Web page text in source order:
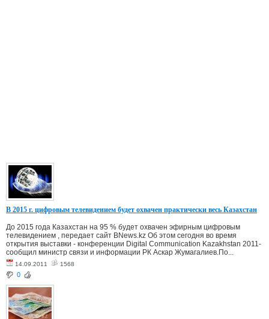
В 2015 г. цифровым телевидением будет охвачен практически весь Казахстан
До 2015 года Казахстан на 95 % будет охвачен эфирным цифровым
телевидением , передает сайт BNews.kz Об этом сегодня во время
открытия выставки - конференции Digital Communication Kazakhstan 2011-
сообщил министр связи и информации РК Аскар Жумагалиев.По...
14.09.2011 1568
0